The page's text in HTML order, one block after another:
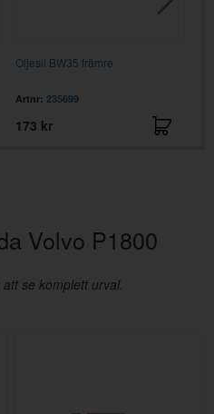
Oljesil BW35 främre
Artnr: 235699
173 kr
Volvo P1800
se komplett urval.